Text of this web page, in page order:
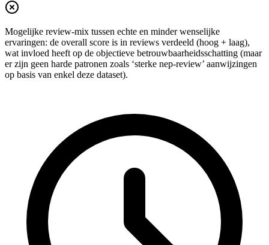
Mogelijke review-mix tussen echte en minder wenselijke
ervaringen: de overall score is in reviews verdeeld (hoog + laag),
wat invloed heeft op de objectieve betrouwbaarheidsschatting (maar
er zijn geen harde patronen zoals ‘sterke nep-review’ aanwijzingen
op basis van enkel deze dataset).